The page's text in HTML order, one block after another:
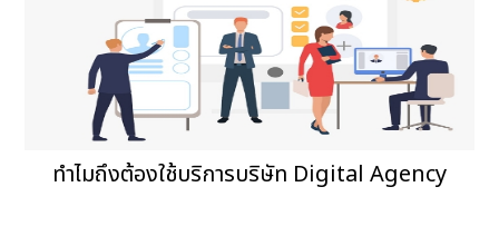
ทำไมถึงต้องใช้บริการบริษัท Digital Agency